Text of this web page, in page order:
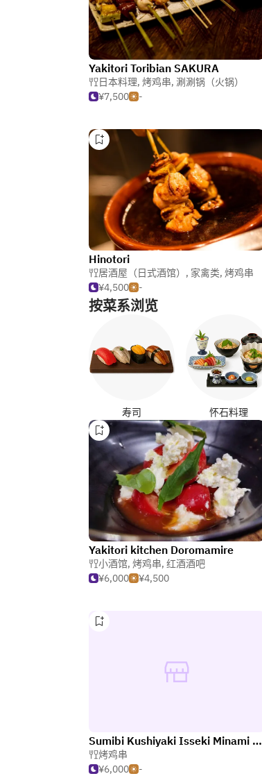
Yakitori Toribian SAKURA
日本料理, 烤鸡串, 涮涮锅（火锅）
¥7,500
-
Hinotori
居酒屋（日式酒馆） , 家禽类, 烤鸡串
¥4,500
-
按菜系浏览
寿司 怀石料理
Yakitori kitchen Doromamire
小酒馆, 烤鸡串, 红酒酒吧
¥6,000
¥4,500
Sumibi Kushiyaki Isseki Minami Aoyama
烤鸡串
¥6,000
-